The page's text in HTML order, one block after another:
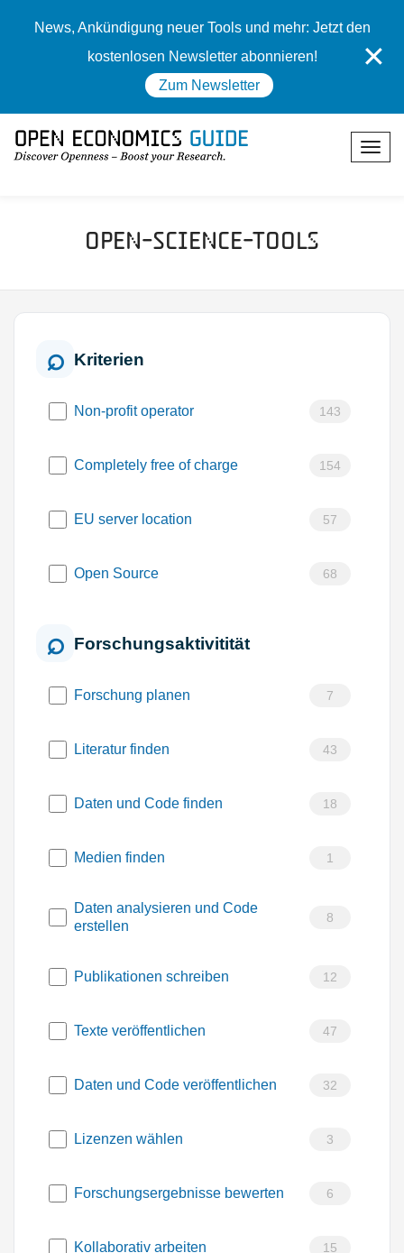
News, Ankündigung neuer Tools und mehr: Jetzt den
kostenlosen Newsletter abonnieren!
Zum Newsletter
✕
Open-Science-Tools
Kriterien
Non-profit operator 143
Completely free of charge 154
EU server location 57
Open Source 68
Forschungsaktivitität
Forschung planen 7
Literatur finden 43
Daten und Code finden 18
Medien finden 1
Daten analysieren und Code
erstellen
8
Publikationen schreiben 12
Texte veröffentlichen 47
Daten und Code veröffentlichen 32
Lizenzen wählen 3
Forschungsergebnisse bewerten 6
Kollaborativ arbeiten 15